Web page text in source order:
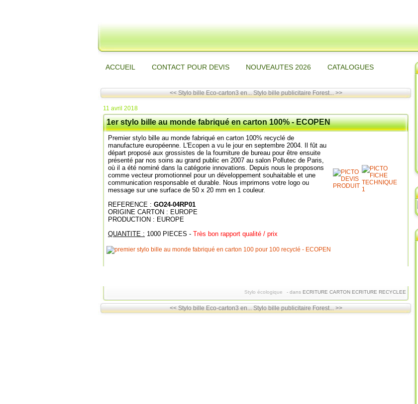
ACCUEIL CONTACT POUR DEVIS NOUVEAUTES 2026 CATALOGUES
<< Stylo bille Eco-carton3 en... Stylo bille publicitaire Forest... >>
11 avril 2018
1er stylo bille au monde fabriqué en carton 100% - ECOPEN
Premier stylo bille au monde fabriqué en carton 100% recyclé de
manufacture européenne. L'Ecopen a vu le jour en septembre 2004. Il fût au
départ proposé aux grossistes de la fourniture de bureau pour être ensuite
présenté par nos soins au grand public en 2007 au salon Pollutec de Paris,
où il a été nominé dans la catégorie innovations. Depuis nous le proposons
comme vecteur promotionnel pour un développement souhaitable et une
communication responsable et durable. Nous imprimons votre logo ou
message sur une surface de 50 x 20 mm en 1 couleur.
REFERENCE : GO24-04RP01
ORIGINE CARTON : EUROPE
PRODUCTION : EUROPE
QUANTITE : 1000 PIECES - Très bon rapport qualité / prix
Stylo écologique - dans ECRITURE CARTON ECRITURE RECYCLEE
<< Stylo bille Eco-carton3 en... Stylo bille publicitaire Forest... >>